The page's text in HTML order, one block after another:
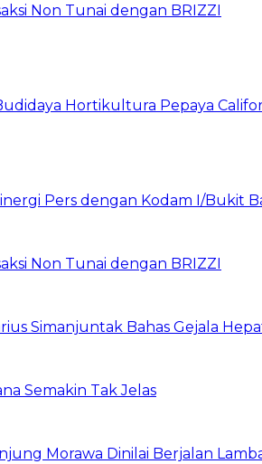
Non Tunai dengan BRIZZI
Hortikultura Pepaya
Pers dengan Kodam I/Bukit
Non Tunai dengan BRIZZI
Simanjuntak Bahas Gejala
Semakin Tak Jelas
Morawa Dinilai Berjalan